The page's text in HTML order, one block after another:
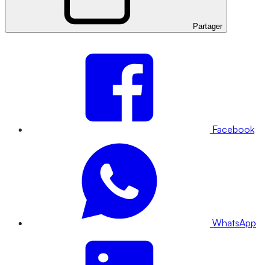
Partager
Facebook
WhatsApp